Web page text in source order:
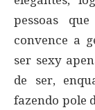
pessoas
convence a
ser sexy
de ser,
fazendo pole